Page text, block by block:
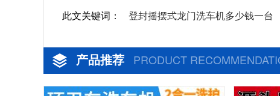
此文关键词： 登封摇摆式龙门洗车机多少钱一台
产品推荐 PRODUCT